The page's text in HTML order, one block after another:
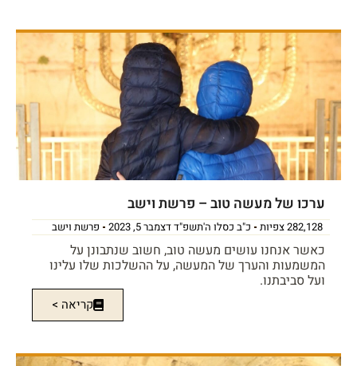
ערכו של מעשה טוב – פרשת וישב
282,128 צפיות כ"ב כסלו ה'תשפ"ד דצמבר 5, 2023 פרשת וישב
כאשר אנחנו עושים מעשה טוב, חשוב שנתבונן על
המשמעות והערך של המעשה, על ההשלכות שלו עלינו
ועל סביבתנו.
קריאה >